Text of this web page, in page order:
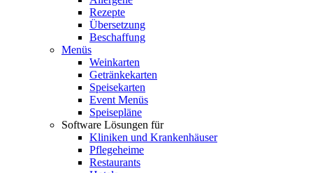
Rezepte
Übersetzung
Beschaffung
Menüs
Weinkarten
Getränkekarten
Speisekarten
Event Menüs
Speisepläne
Software Lösungen für
Kliniken und Krankenhäuser
Pflegeheime
Restaurants